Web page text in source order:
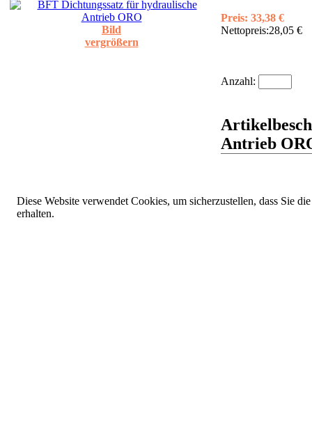
Bild
vergrößern
Preis: 33,38 €
Nettopreis:28,05 €
Anzahl:
Antrieb
Diese Website verwendet Cookies, um sicherzustellen, dass Sie
erhalten.